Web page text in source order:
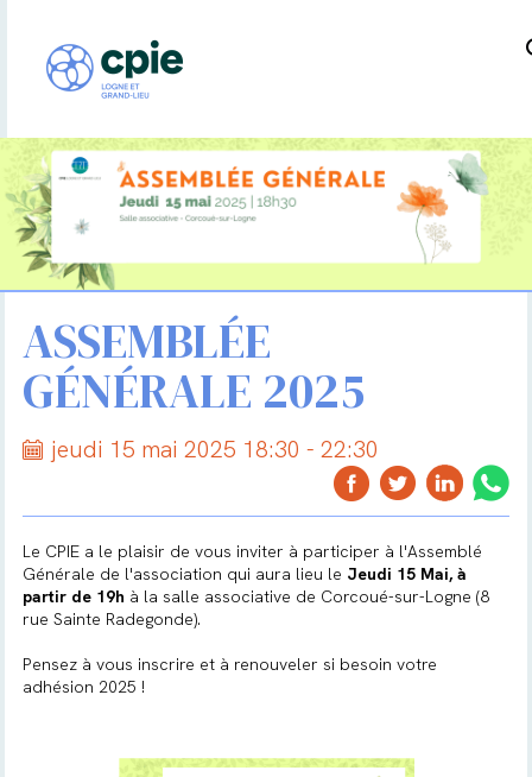
ASSEMBLÉE
GÉNÉRALE 2025
jeudi 15 mai 2025 18:30 - 22:30
Le CPIE a le plaisir de vous inviter à participer à l'Assemblé
Générale de l'association qui aura lieu le Jeudi 15 Mai, à
partir de 19h à la salle associative de Corcoué-sur-Logne (8
rue Sainte Radegonde).
Pensez à vous inscrire et à renouveler si besoin votre
adhésion 2025 !